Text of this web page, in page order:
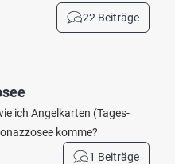
22 Beiträge
ich Angelkarten (Tages-
komme?
1 Beiträge